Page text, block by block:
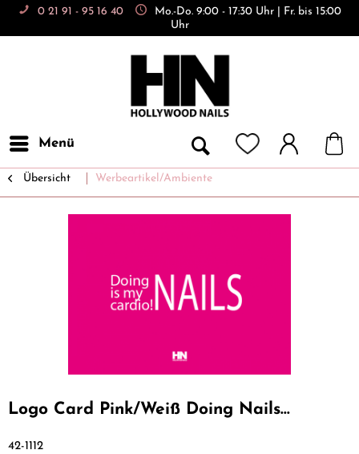
0 21 91 - 95 16 40
Mo.-Do. 9:00 - 17:30 Uhr | Fr. bis 15:00
Uhr
Menü
Übersicht Werbeartikel/Ambiente
Logo Card Pink/Weiß Doing Nails...
42-1112